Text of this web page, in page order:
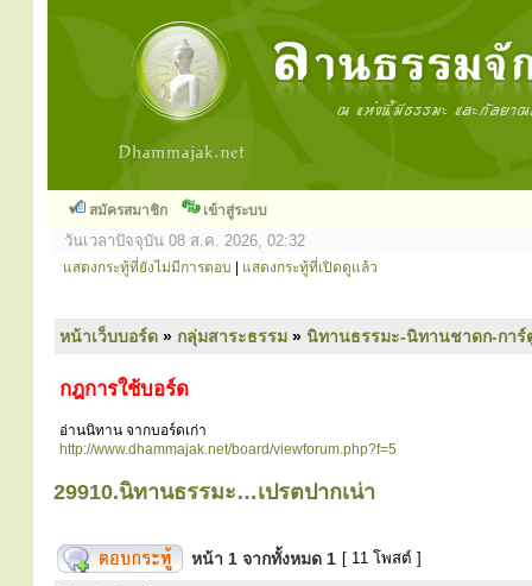
สมัครสมาชิก เข้าสู่ระบบ
วันเวลาปัจจุบัน 08 ส.ค. 2026, 02:32
แสดงกระทู้ที่ยังไม่มีการตอบ แสดงกระทู้ที่เปิดดูแล้ว
หน้าเว็บบอร์ด » กลุ่มสาระธรรม » นิทานธรรมะ-นิทานชาดก-การ์
กฎการใช้บอร์ด
อ่านนิทาน จากบอร์ดเก่า
http://www.dhammajak.net/board/viewforum.php?f=5
29910.นิทานธรรมะ…เปรตปากเน่า
หน้า 1 จากทั้งหมด 1 [ 11 โพสต์ ]